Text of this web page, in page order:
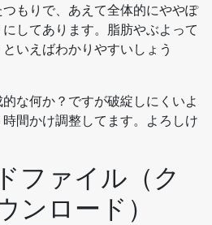
もりで、あえて全体的にややぽ
してあります。脂肪やぶよって
いえばわかりやすいしょう
な何か？ですが破綻しにくいよ
間かけ調整してます。よろしけ
ファイル（ク
ンロード）